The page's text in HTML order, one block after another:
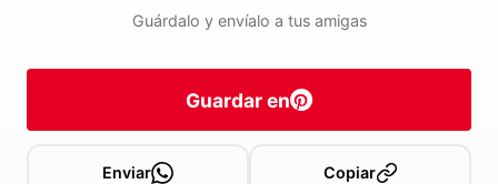
Guárdalo y envíalo a tus amigas
Guardar en
Enviar Copiar